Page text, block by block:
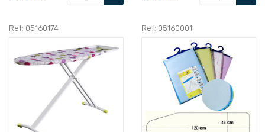
Ref: 05160174 Ref: 05160001